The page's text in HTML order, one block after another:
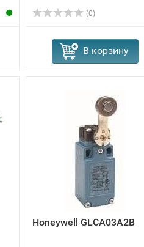
(0)
В корзину
Honeywell GLCA03A2B